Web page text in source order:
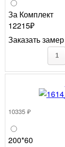
За Комплект
12215₽
Заказать замер
10335 ₽
200*60